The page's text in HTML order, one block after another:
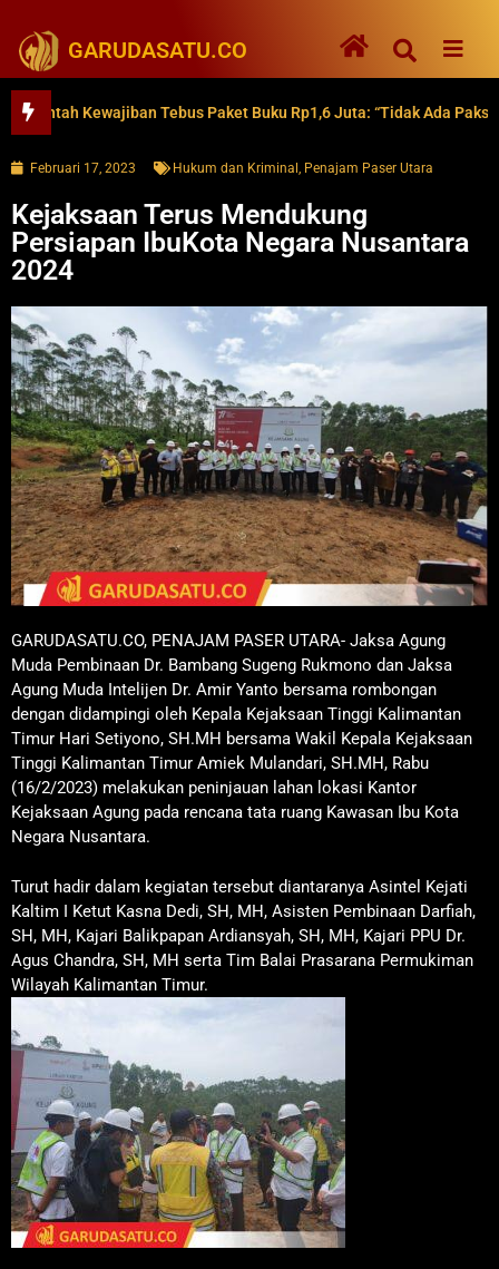
GARUDASATU.CO
Kewajiban Tebus Paket Buku Rp1,6 Juta: “Tidak Ada Paksaan”
Februari 17, 2023 Hukum dan Kriminal , Penajam Paser Utara
Kejaksaan Terus Mendukung
Persiapan IbuKota Negara Nusantara
2024
GARUDASATU.CO, PENAJAM PASER UTARA- Jaksa Agung
Muda Pembinaan Dr. Bambang Sugeng Rukmono dan Jaksa
Agung Muda Intelijen Dr. Amir Yanto bersama rombongan
dengan didampingi oleh Kepala Kejaksaan Tinggi Kalimantan
Timur Hari Setiyono, SH.MH bersama Wakil Kepala Kejaksaan
Tinggi Kalimantan Timur Amiek Mulandari, SH.MH, Rabu
(16/2/2023) melakukan peninjauan lahan lokasi Kantor
Kejaksaan Agung pada rencana tata ruang Kawasan Ibu Kota
Negara Nusantara.
Turut hadir dalam kegiatan tersebut diantaranya Asintel Kejati
Kaltim I Ketut Kasna Dedi, SH, MH, Asisten Pembinaan Darfiah,
SH, MH, Kajari Balikpapan Ardiansyah, SH, MH, Kajari PPU Dr.
Agus Chandra, SH, MH serta Tim Balai Prasarana Permukiman
Wilayah Kalimantan Timur.